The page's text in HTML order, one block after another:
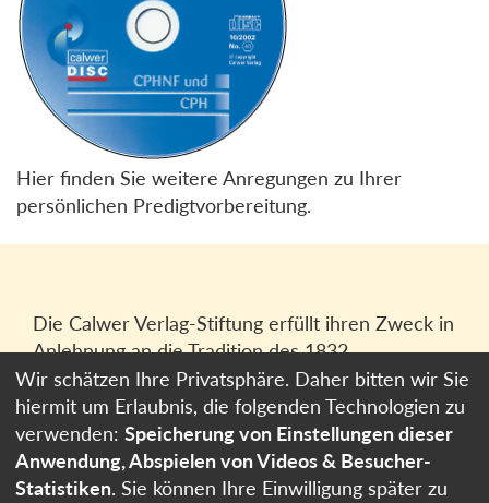
Hier finden Sie weitere Anregungen zu Ihrer
persönlichen Predigtvorbereitung.
Die Calwer Verlag-Stiftung erfüllt ihren Zweck in
Anlehnung an die Tradition des 1832
gegründeten Calwer Verlagsvereins, der
heutigen Calwer Verlag Bücher und Medien
GmbHin Stuttgart.
Impressum
Datenschutzerklärung
Wir schätzen Ihre Privatsphäre. Daher bitten wir Sie
hiermit um Erlaubnis, die folgenden Technologien zu
verwenden: Speicherung von Einstellungen dieser
Anwendung, Abspielen von Videos & Besucher-
Statistiken. Sie können Ihre Einwilligung später zu